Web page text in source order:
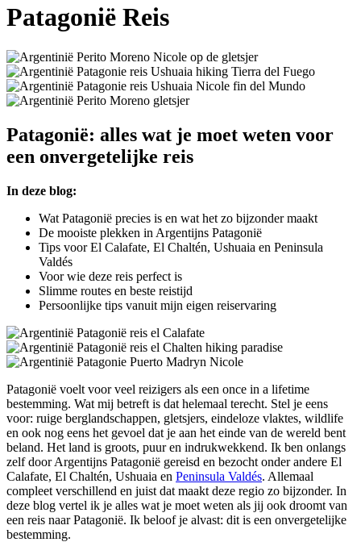
Patagonië Reis
Patagonië: alles wat je moet weten voor
een onvergetelijke reis
In deze blog:
Wat Patagonië precies is en wat het zo bijzonder maakt
De mooiste plekken in Argentijns Patagonië
Tips voor El Calafate, El Chaltén, Ushuaia en Peninsula
Valdés
Voor wie deze reis perfect is
Slimme routes en beste reistijd
Persoonlijke tips vanuit mijn eigen reiservaring
Patagonië voelt voor veel reizigers als een once in a lifetime
bestemming. Wat mij betreft is dat helemaal terecht. Stel je eens
voor: ruige berglandschappen, gletsjers, eindeloze vlaktes, wildlife
en ook nog eens het gevoel dat je aan het einde van de wereld bent
beland. Het land is groots, puur en indrukwekkend. Ik ben onlangs
zelf door Argentijns Patagonië gereisd en bezocht onder andere El
Calafate, El Chaltén, Ushuaia en Peninsula Valdés. Allemaal
compleet verschillend en juist dat maakt deze regio zo bijzonder. In
deze blog vertel ik je alles wat je moet weten als jij ook droomt van
een reis naar Patagonië. Ik beloof je alvast: dit is een onvergetelijke
bestemming.